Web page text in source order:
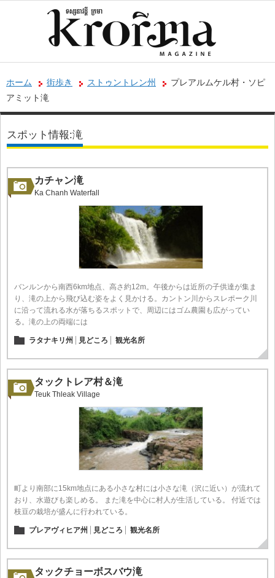
ホーム 街歩き ストゥントレン州
プレアルムケル村・ソピ
アミット滝
スポット情報:滝
カチャン滝
Ka Chanh Waterfall
バンルンから南西6km地点、高さ約12m。午後からは近所の子供達が集ま
り、滝の上から飛び込む姿をよく見かける。カントン川からスレポーク川
に沿って流れる水が落ちるスポットで、周辺にはゴム農園も広がってい
る。滝の上の両端には
ラタナキリ州 見どころ 観光名所
タックトレア村＆滝
Teuk Thleak Village
町より南部に15km地点にある小さな村には小さな滝（沢に近い）が流れて
おり、水遊びも楽しめる。 また滝を中心に村人が生活している。 付近では
枝豆の栽培が盛んに行われている。
プレアヴィヒア州 見どころ 観光名所
タックチョーボスバウ滝